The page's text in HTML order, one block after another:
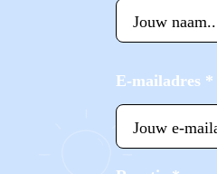
E-mailadres *